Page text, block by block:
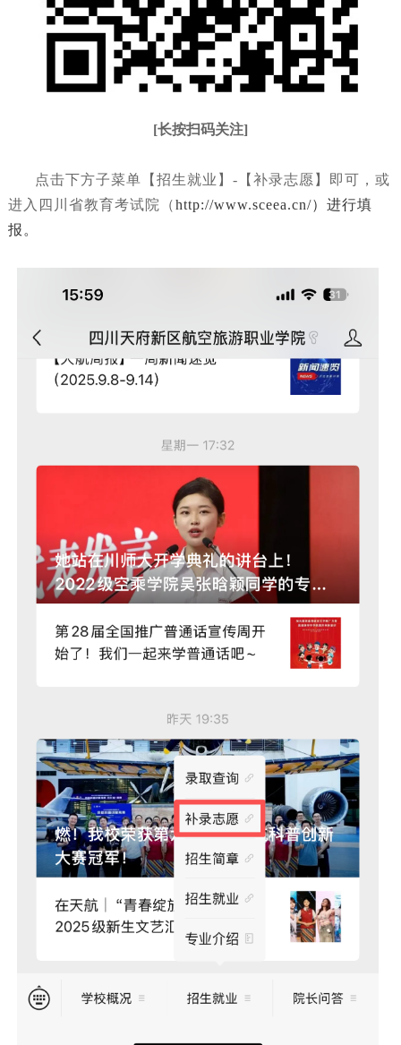
[长按扫码关注]
点击下方子菜单【招生就业】-【补录志愿】即可，或
进入四川省教育考试院（http://www.sceea.cn/）进行填
报。